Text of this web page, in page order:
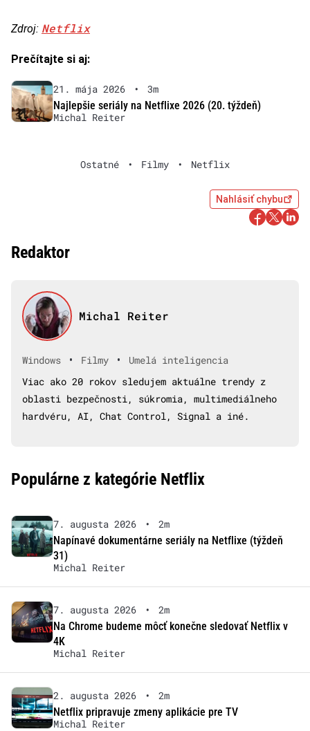
Zdroj: Netflix
Prečítajte si aj:
21. mája 2026 •
3m
Najlepšie seriály na Netflixe 2026 (20. týždeň)
Michal Reiter
Ostatné • Filmy • Netflix
Nahlásiť chybu
Redaktor
Michal Reiter
Windows • Filmy •
Umelá inteligencia
Viac ako 20 rokov sledujem aktuálne trendy z
oblasti bezpečnosti, súkromia, multimediálneho
hardvéru, AI, Chat Control, Signal a iné.
Populárne z kategórie Netflix
7. augusta 2026 •
2m
Napínavé dokumentárne seriály na Netflixe (týždeň
31)
Michal Reiter
7. augusta 2026 •
2m
Na Chrome budeme môcť konečne sledovať Netflix v
4K
Michal Reiter
2. augusta 2026 •
2m
Netflix pripravuje zmeny aplikácie pre TV
Michal Reiter